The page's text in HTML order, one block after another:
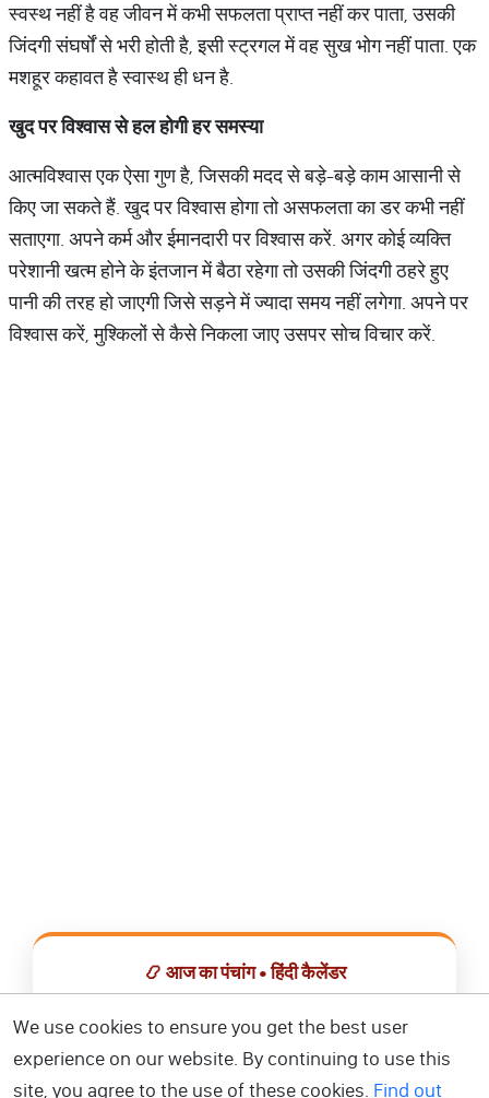
स्वस्थ नहीं है वह जीवन में कभी सफलता प्राप्त नहीं कर पाता, उसकी
जिंदगी संघर्षों से भरी होती है, इसी स्ट्रगल में वह सुख भोग नहीं पाता. एक
मशहूर कहावत है स्वास्थ ही धन है.
खुदपरविश्वाससेहलहोगीहरसमस्या
आत्मविश्वास एक ऐसा गुण है, जिसकी मदद से बड़े-बड़े काम आसानी से
किए जा सकते हैं. खुद पर विश्वास होगा तो असफलता का डर कभी नहीं
सताएगा. अपने कर्म और ईमानदारी पर विश्वास करें. अगर कोई व्यक्ति
परेशानी खत्म होने के इंतजान में बैठा रहेगा तो उसकी जिंदगी ठहरे हुए
पानी की तरह हो जाएगी जिसे सड़ने में ज्यादा समय नहीं लगेगा. अपने पर
विश्वास करें, मुश्किलों से कैसे निकला जाए उसपर सोच विचार करें.
📿 आज का पंचांग • हिंदी कैलेंडर
📅 हिंदी कैलेंडर ऐप डाउनलोड करें
We use cookies to ensure you get the best user
experience on our website. By continuing to use this
site, you agree to the use of these cookies. Find out